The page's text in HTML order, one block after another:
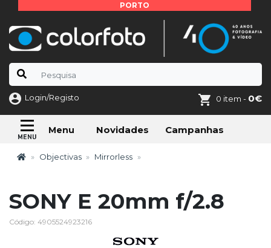
PORTO
Login/Registo 0 item - 0€
Menu Novidades Campanhas
Objectivas Mirrorless
SONY E 20mm f/2.8
Código: 4905524923216